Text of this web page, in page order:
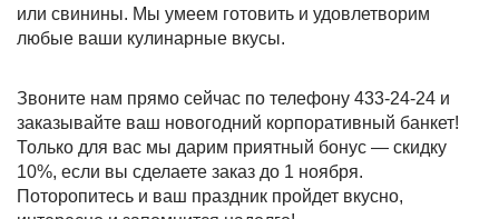
или свинины. Мы умеем готовить и удовлетворим
любые ваши кулинарные вкусы.
Звоните нам прямо сейчас по телефону 433-24-24 и
заказывайте ваш новогодний корпоративный банкет!
Только для вас мы дарим приятный бонус — скидку
10%, если вы сделаете заказ до 1 ноября.
Поторопитесь и ваш праздник пройдет вкусно,